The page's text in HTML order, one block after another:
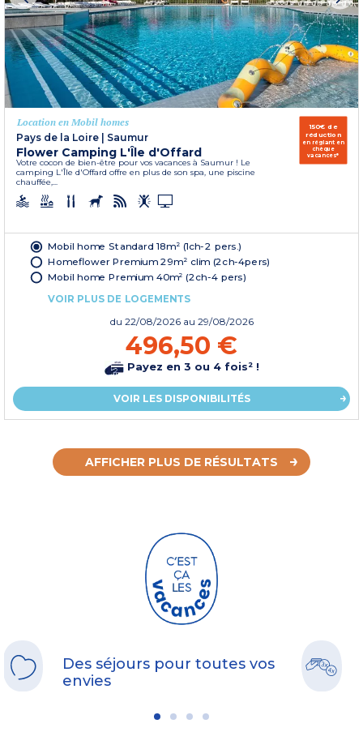
Location en Mobil homes
Pays de la Loire | Saumur
Flower Camping L'Île d'Offard
Votre cocon de bien-être pour vos vacances à Saumur ! Le
camping L'Île d'Offard offre en plus de son spa, une piscine
chauffée,...
150€ de
réduction
en réglant en
chèque
vacances*
Mobil home Standard 18m² (1ch-2 pers.)
Homeflower Premium 29m² clim (2ch-4pers)
Mobil home Premium 40m² (2ch-4 pers)
VOIR PLUS DE LOGEMENTS
du 22/08/2026 au 29/08/2026
496,50 €
Payez en 3 ou 4 fois² !
VOIR LES DISPONIBILITÉS
AFFICHER PLUS DE RÉSULTATS
Des séjours pour toutes vos
envies